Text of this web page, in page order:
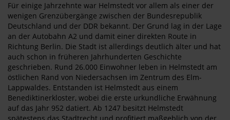
Für einige Jahrzehnte war Helmstedt vor allem als einer der
wenigen Grenzübergänge zwischen der Bundesrepublik
Deutschland und der DDR bekannt. Der Grund lag in der Lage
an der Autobahn A2 und damit einer direkten Route in
Richtung Berlin. Die Stadt ist allerdings deutlich älter und hat
auch schon in früheren Jahrhunderten Geschichte
geschrieben. Rund 26.000 Einwohner leben in Helmstedt am
östlichen Rand von Niedersachsen im Zentrum des Elm-
Lappwaldes. Entstanden ist Helmstedt aus einem
Benediktinerkloster, wobei die erste urkundliche Erwähnung
auf das Jahr 952 datiert. Ab 1247 besitzt Helmstedt